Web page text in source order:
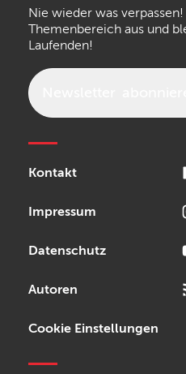
Nie wieder was
Themenbereich aus und
Laufenden!
Kontakt
Impressum
Datenschutz
Autoren
Cookie Einstellungen